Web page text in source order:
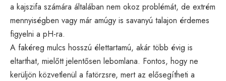
a kajszifa számára általában nem okoz problémát, de extrém
mennyiségben vagy már amúgy is savanyú talajon érdemes
figyelni a pH-ra.
A fakéreg mulcs hosszú élettartamú, akár több évig is
eltarthat, mielőtt jelentősen lebomlana. Fontos, hogy ne
kerüljön közvetlenül a fatörzsre, mert az elősegítheti a